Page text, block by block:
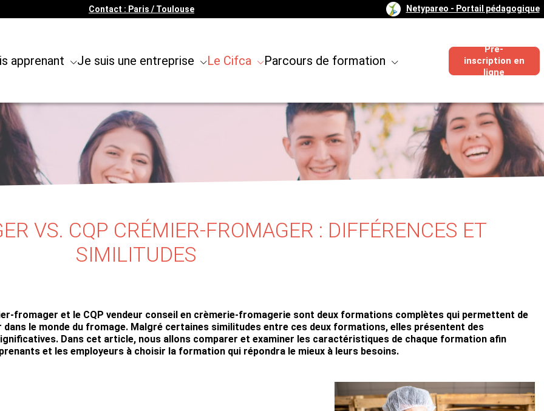
Contact : Paris / Toulouse Netypareo - Portail pédagogique
apprenant Je suis une entreprise Le Cifca Parcours de formation
Pré-
inscription en
ligne
VS. CQP CRÉMIER-FROMAGER : DIFFÉRENCES ET
SIMILITUDES
fromager et le CQP vendeur conseil en crèmerie-fromagerie sont deux formations complètes qui permettent de
dans le monde du fromage. Malgré certaines similitudes entre ces deux formations, elles présentent des
Dans cet article, nous allons comparer et examiner les caractéristiques de chaque formation afin
et les employeurs à choisir la formation qui répondra le mieux à leurs besoins.